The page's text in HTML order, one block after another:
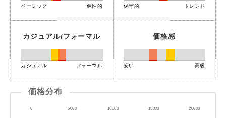
ベーシック 個性的 保守的 トレンド
カジュアル/フォーマル
カジュアル フォーマル
価格感
安い 高級
価格分布
0 5000 10000 15000 20000